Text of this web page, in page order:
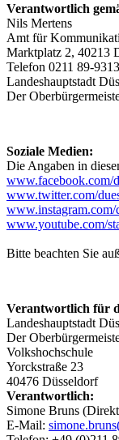
Verantwortlich
Nils Mertens
Amt für
Marktplatz 2, 40213
Telefon 0211 89-
Landeshauptstadt
Der
Soziale Medien:
Die Angaben in
www.facebook.com/
www.twitter.com/
www.instagram.com/
www.youtube.com/
Bitte beachten Sie
Verantwortlich für
Landeshauptstadt
Der
Volkshochschule
Yorckstraße 23
40476 Düsseldorf
Verantwortlich:
Simone Bruns
E-Mail: